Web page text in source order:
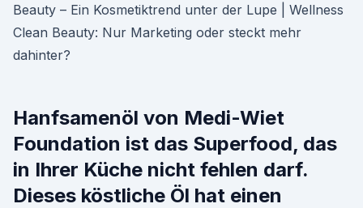
Beauty – Ein Kosmetiktrend unter der Lupe | Wellness
Clean Beauty: Nur Marketing oder steckt mehr
dahinter?
Hanfsamenöl von Medi-Wiet
Foundation ist das Superfood, das
in Ihrer Küche nicht fehlen darf.
Dieses köstliche Öl hat einen